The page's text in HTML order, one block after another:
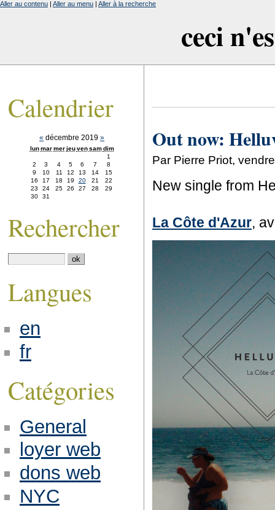
ceci
Aller au contenu | Aller au menu | Aller à la recherche
Out now:
Par Pierre Priot,
New single from
La Côte d'Azur,
Calendrier
« décembre 2019»
lun mar mer jeu ven sam dim
1
2
3 4 5 6 7
8
9
10 11 12 13 14
15
16
17 18 19 20 21
22
23
24 25 26 27 28
29
30
31
Rechercher
Langues
en
fr
Catégories
General
loyer web
dons web
NYC